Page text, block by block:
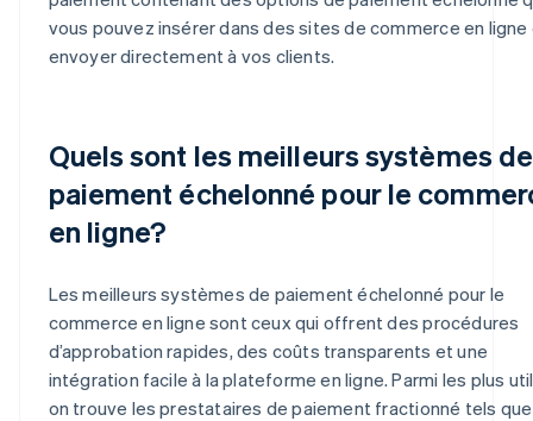
vous pouvez insérer dans des sites de commerce en ligne
envoyer directement à vos clients.
Quels sont les meilleurs systèmes de
paiement échelonné pour le
en ligne?
Les meilleurs systèmes de paiement échelonné pour le
commerce en ligne sont ceux qui offrent des procédures
d’approbation rapides, des coûts transparents et une
intégration facile à la plateforme en ligne. Parmi les plus
on trouve les prestataires de paiement fractionné tels que